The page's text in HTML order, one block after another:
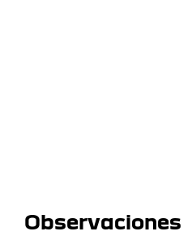
Observaciones